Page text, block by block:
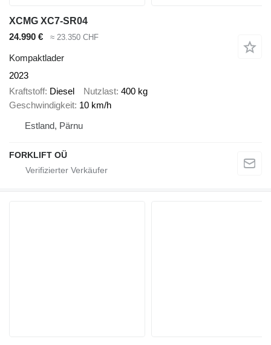
XCMG XC7-SR04
24.990 €
≈ 23.350 CHF
Kompaktlader
2023
Kraftstoff Diesel Nutzlast 400 kg
Geschwindigkeit 10 km/h
Estland, Pärnu
FORKLIFT OÜ